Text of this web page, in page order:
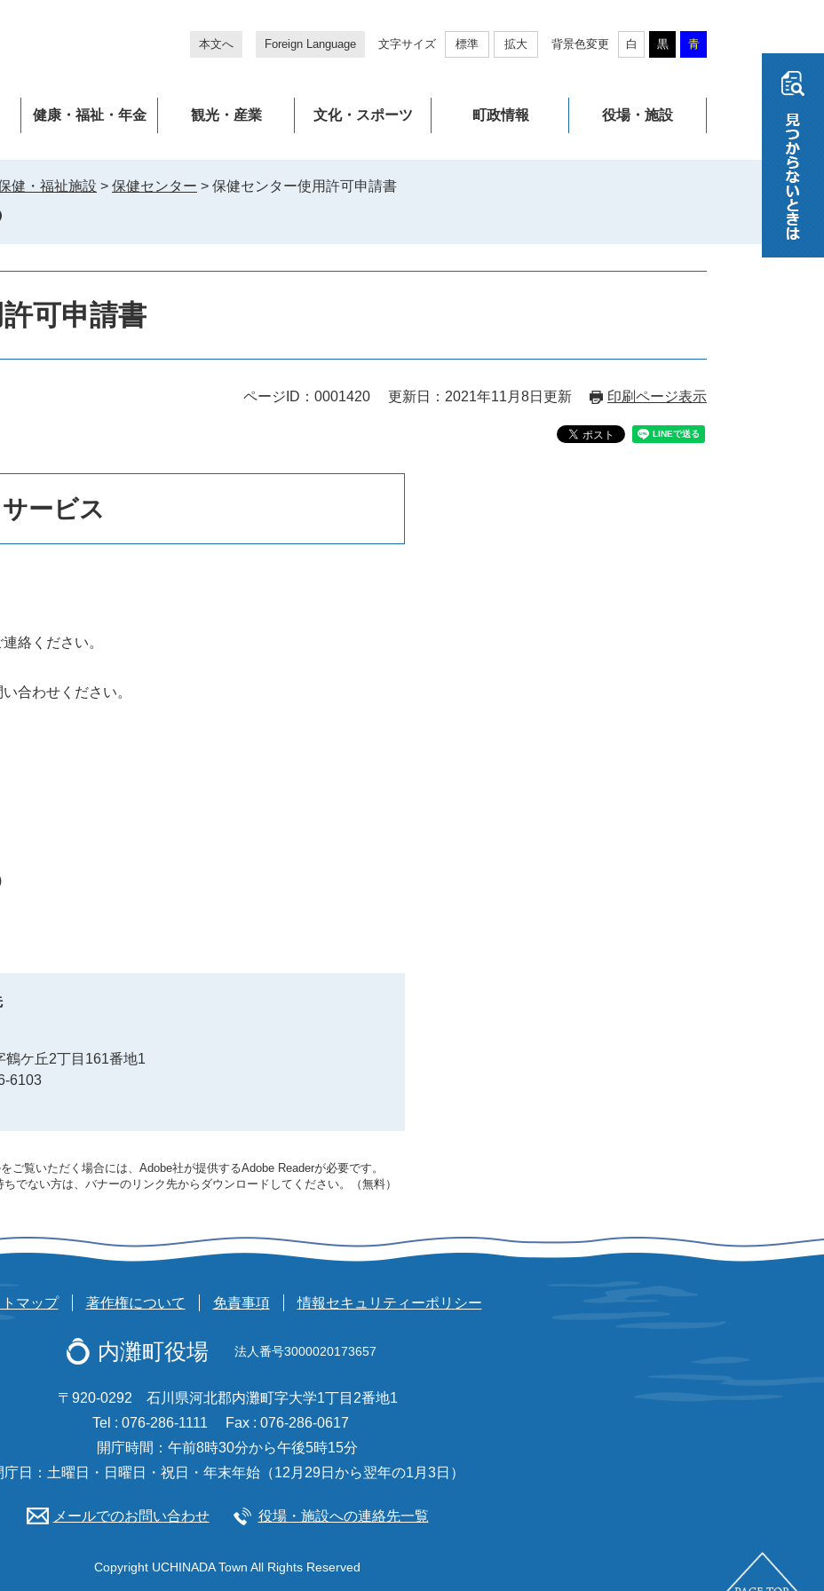
本文へ Foreign Language 文字サイズ 標準 拡大 背景色変更 白 黒 青
健康・福祉・年金 観光・産業 文化・スポーツ 町政情報 役場・施設
健・福祉施設 > 保健センター > 保健センター使用許可申請書
可申請書
ページID：0001420 更新日：2021年11月8日更新 印刷ページ表示
ービス
絡ください。
合わせください。
鶴ケ丘2丁目161番地1
6103
ご覧いただく場合には、Adobe社が提供するAdobe Readerが必要です。
でない方は、バナーのリンク先からダウンロードしてください。（無料）
マップ 著作権について 免責事項 情報セキュリティーポリシー
内灘町役場 法人番号3000020173657
〒920-0292 石川県河北郡内灘町字大学1丁目2番地1
Tel : 076-286-1111
Fax : 076-286-0617
開庁時間：午前8時30分から午後5時15分
庁日：土曜日・日曜日・祝日・年末年始（12月29日から翌年の1月3日）
メールでのお問い合わせ 役場・施設への連絡先一覧
Copyright UCHINADA Town All Rights Reserved